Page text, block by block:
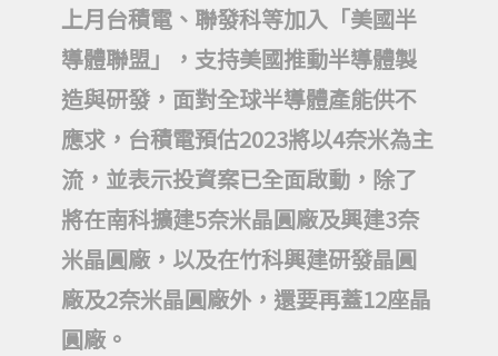
上月台積電、聯發科等加入「美國半
導體聯盟」，支持美國推動半導體製
造與研發，面對全球半導體產能供不
應求，台積電預估2023將以4奈米為主
流，並表示投資案已全面啟動，除了
將在南科擴建5奈米晶圓廠及興建3奈
米晶圓廠，以及在竹科興建研發晶圓
廠及2奈米晶圓廠外，還要再蓋12座晶
圓廠。